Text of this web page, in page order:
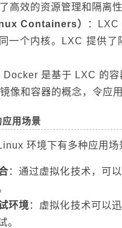
高效的资源管理和隔离
Containers）
：
一个内核。LXC 提供
Docker 是基于 LXC 的
像和容器的概念，令应
用场景
环境下有多种应用场
：通过虚拟化技术，可
环境 ：虚拟化技术可以
。